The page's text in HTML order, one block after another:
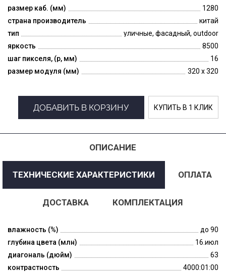
размер каб. (мм)
1280
страна производитель
китай
тип
уличные, фасадный, outdoor
яркость
8500
шаг пикселя, (p, мм)
16
размер модуля (мм)
320 x 320
ДОБАВИТЬ В КОРЗИНУ КУПИТЬ В 1 КЛИК
ОПИСАНИЕ
ТЕХНИЧЕСКИЕ ХАРАКТЕРИСТИКИ ОПЛАТА
ДОСТАВКА КОМПЛЕКТАЦИЯ
влажность (%)
до 90
глубина цвета (млн)
16.июл
диагональ (дюйм)
63
контрастность
4000:01:00